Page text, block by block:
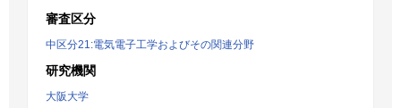
審査区分
中区分21:電気電子工学およびその関連分野
研究機関
大阪大学